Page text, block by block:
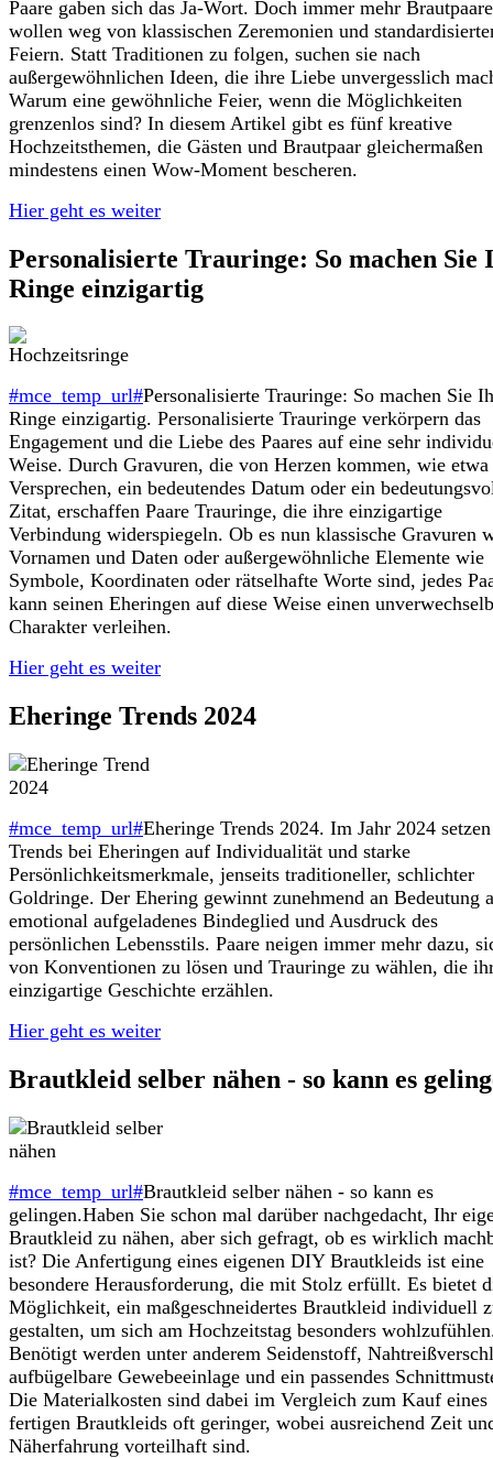
Paare gaben sich das Ja-Wort. Doch immer mehr Brautpaare
wollen weg von klassischen Zeremonien und
Feiern. Statt Traditionen zu folgen, suchen sie nach
außergewöhnlichen Ideen, die ihre Liebe unvergesslich
Warum eine gewöhnliche Feier, wenn die Möglichkeiten
grenzenlos sind? In diesem Artikel gibt es fünf kreative
Hochzeitsthemen, die Gästen und Brautpaar gleichermaßen
mindestens einen Wow-Moment bescheren.
Hier geht es weiter
Personalisierte Trauringe: So machen Sie
Ringe einzigartig
#mce_temp_url#Personalisierte Trauringe: So machen Sie
Ringe einzigartig. Personalisierte Trauringe verkörpern das
Engagement und die Liebe des Paares auf eine sehr
Weise. Durch Gravuren, die von Herzen kommen, wie etwa
Versprechen, ein bedeutendes Datum oder ein
Zitat, erschaffen Paare Trauringe, die ihre einzigartige
Verbindung widerspiegeln. Ob es nun klassische Gravuren
Vornamen und Daten oder außergewöhnliche Elemente wie
Symbole, Koordinaten oder rätselhafte Worte sind, jedes
kann seinen Eheringen auf diese Weise einen
Charakter verleihen.
Hier geht es weiter
Eheringe Trends 2024
#mce_temp_url#Eheringe Trends 2024. Im Jahr 2024
Trends bei Eheringen auf Individualität und starke
Persönlichkeitsmerkmale, jenseits traditioneller, schlichter
Goldringe. Der Ehering gewinnt zunehmend an Bedeutung
emotional aufgeladenes Bindeglied und Ausdruck des
persönlichen Lebensstils. Paare neigen immer mehr dazu,
von Konventionen zu lösen und Trauringe zu wählen, die
einzigartige Geschichte erzählen.
Hier geht es weiter
Brautkleid selber nähen - so kann es
#mce_temp_url#Brautkleid selber nähen - so kann es
gelingen.Haben Sie schon mal darüber nachgedacht, Ihr
Brautkleid zu nähen, aber sich gefragt, ob es wirklich
ist? Die Anfertigung eines eigenen DIY Brautkleids ist eine
besondere Herausforderung, die mit Stolz erfüllt. Es bietet
Möglichkeit, ein maßgeschneidertes Brautkleid individuell
gestalten, um sich am Hochzeitstag besonders
Benötigt werden unter anderem Seidenstoff,
aufbügelbare Gewebeeinlage und ein passendes
Die Materialkosten sind dabei im Vergleich zum Kauf eines
fertigen Brautkleids oft geringer, wobei ausreichend Zeit
Näherfahrung vorteilhaft sind.